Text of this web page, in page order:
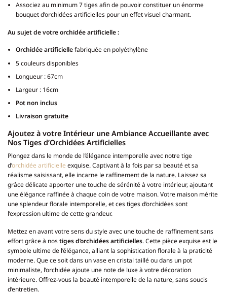
Associez au minimum 7 tiges afin de pouvoir constituer un énorme
bouquet d’orchidées artificielles pour un effet visuel charmant.
Au sujet de votre orchidée artificielle :
Orchidée artificiellefabriquée en polyéthylène
5 couleurs disponibles
Longueur : 67cm
Largeur : 16cm
Pot non inclus
Livraison gratuite
Ajoutez à votre Intérieur une Ambiance Accueillante avec
Nos Tiges d’Orchidées Artificielles
Plongez dans le monde de l’élégance intemporelle avec notre tige
d’orchidée artificielle exquise. Captivant à la fois par sa beauté et sa
réalisme saisissant, elle incarne le raffinement de la nature. Laissez sa
grâce délicate apporter une touche de sérénité à votre intérieur, ajoutant
une élégance raffinée à chaque coin de votre maison. Votre maison mérite
une splendeur florale intemporelle, et ces tiges d’orchidées sont
l’expression ultime de cette grandeur.
Mettez en avant votre sens du style avec une touche de raffinement sans
effort grâce à nostiges d’orchidées artificielles. Cette pièce exquise est le
symbole ultime de l’élégance, alliant la sophistication florale à la praticité
moderne. Que ce soit dans un vase en cristal taillé ou dans un pot
minimaliste, l’orchidée ajoute une note de luxe à votre décoration
intérieure. Offrez-vous la beauté intemporelle de la nature, sans soucis
d’entretien.